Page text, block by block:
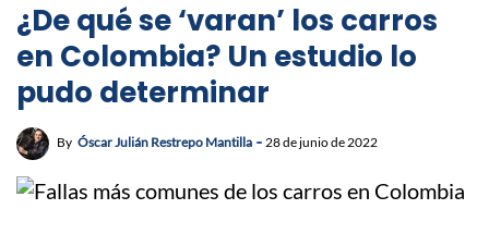
¿De qué se ‘varan’ los carros
en Colombia? Un estudio lo
pudo determinar
By Óscar Julián Restrepo Mantilla 28 de junio de 2022